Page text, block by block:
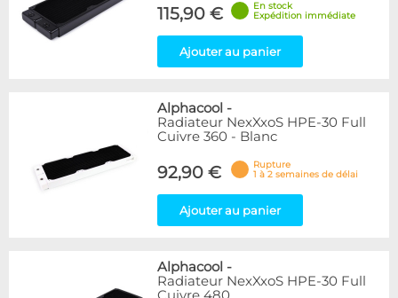
115,90 €
En stock
Expédition immédiate
Ajouter au panier
Alphacool -
Radiateur NexXxoS HPE-30 Full
Cuivre 360 - Blanc
92,90 €
Rupture
1 à 2 semaines de délai
Ajouter au panier
Alphacool -
Radiateur NexXxoS HPE-30 Full